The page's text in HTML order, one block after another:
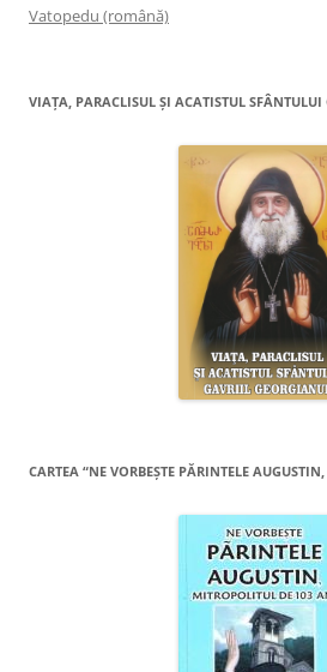
Vatopedu (română)
VIAŢA, PARACLISUL ŞI ACATISTUL
CARTEA “NE VORBEŞTE PĂRINTELE